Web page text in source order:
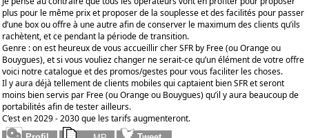
plus pour le même prix et proposer de la souplesse et des facilités pour passer
d’une box ou offre à une autre afin de conserver le maximum des clients qu’ils
rachètent, et ce pendant la période de transition.
Genre : on est heureux de vous accueillir cher SFR by Free (ou Orange ou
Bouygues), et si vous vouliez changer ne serait-ce qu’un élément de votre offre
voici notre catalogue et des promos/gestes pour vous faciliter les choses.
Il y aura déjà tellement de clients mobiles qui captaient bien SFR et seront
moins bien servis par Free (ou Orange ou Bouygues) qu’il y aura beaucoup de
portabilités afin de tester ailleurs.
C’est en 2029 - 2030 que les tarifs augmenteront.